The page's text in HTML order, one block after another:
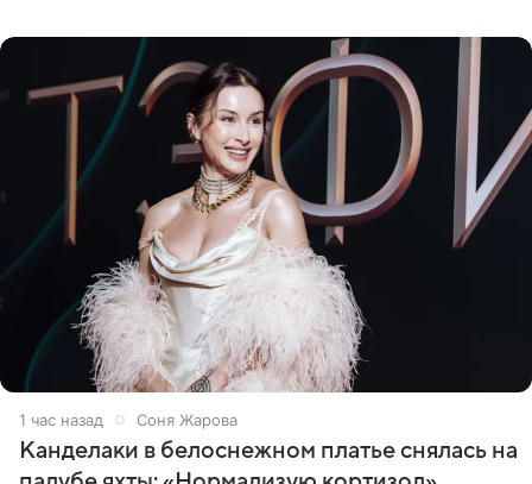
1 час назад Соня Жарова
Канделаки в белоснежном платье снялась на